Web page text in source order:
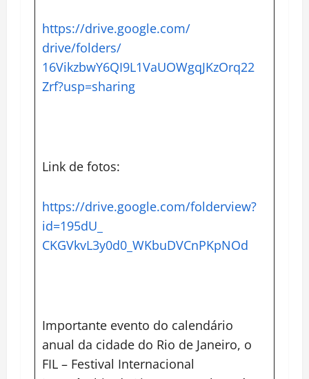
https://drive.google.com/
drive/folders/
16VikzbwY6QI9L1VaUOWgqJKzOrq22
Zrf?usp=sharing
Link de fotos:
https://drive.google.com/folderview?
id=195dU_
CKGVkvL3y0d0_WKbuDVCnPKpNOd
Importante evento do calendário
anual da cidade do Rio de Janeiro, o
FIL – Festival Internacional